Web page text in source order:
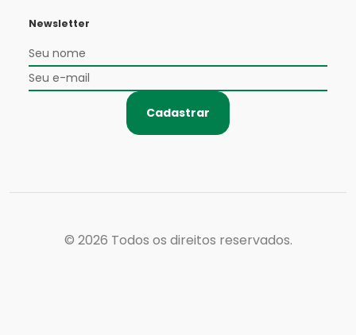
Newsletter
Cadastrar
© 2026 Todos os direitos reservados.